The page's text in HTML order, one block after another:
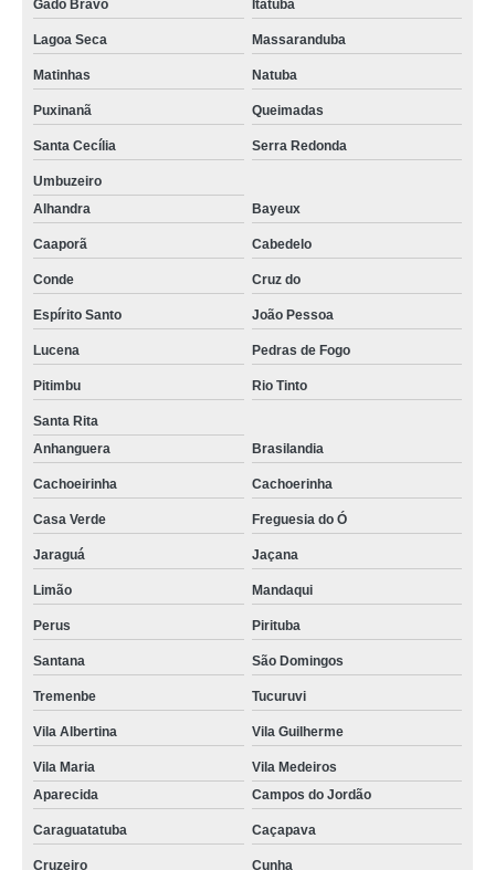
Gado Bravo Itatuba
Lagoa Seca Massaranduba
Matinhas Natuba
Puxinanã Queimadas
Santa Cecília Serra Redonda
Umbuzeiro
Alhandra
Bayeux
Caaporã Cabedelo
Conde Cruz do
Espírito Santo João Pessoa
Lucena Pedras de Fogo
Pitimbu Rio Tinto
Santa Rita
Anhanguera
Brasilandia
Cachoeirinha Cachoerinha
Casa Verde Freguesia do Ó
Jaraguá Jaçana
Limão Mandaqui
Perus Pirituba
Santana São Domingos
Tremenbe Tucuruvi
Vila Albertina Vila Guilherme
Vila Maria
Vila Medeiros
Aparecida
Campos do Jordão
Caraguatatuba Caçapava
Cruzeiro Cunha